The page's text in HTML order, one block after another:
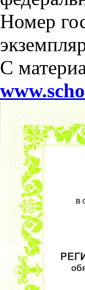
Номер
С